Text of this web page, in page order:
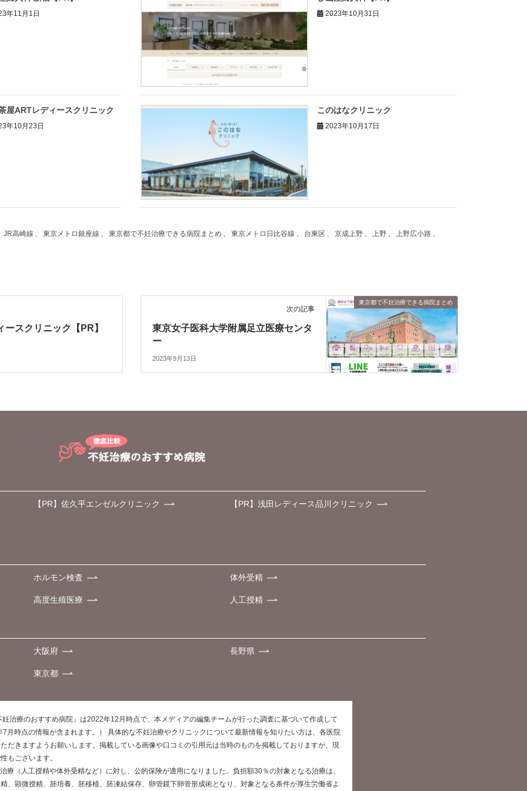
年11月1日 2023年10月31日
屋ARTレディースクリニック
年10月23日
このはなクリニック
2023年10月17日
JR高崎線 、 東京メトロ銀座線 、 東京都で不妊治療できる病院まとめ 、 東京メトロ日比谷線 、 台東区 、 京成上野 、 上野 、 上野広小路 、
ースクリニック【PR】
東京都で不妊治療できる病院まとめ
次の記事
東京女子医科大学附属足立医療センタ
ー
2023年9月13日
【PR】佐久平エンゼルクリニック 【PR】浅田レディース品川クリニック
ホルモン検査 体外受精
高度生殖医療 人工授精
大阪府 長野県
東京都
治療のおすすめ病院」は2022年12月時点で、本メディアの編集チームが行った調査に基づいて作成して
月時点の情報が含まれます。） 具体的な不妊治療やクリニックについて最新情報を知りたい方は、各医院
だきますようお願いします。掲載している画像や口コミの引用元は当時のものを掲載しておりますが、現
もございます。
療（人工授精や体外受精など）に対し、公的保険が適用になりました。負担額30％の対象となる治療は、
、顕微授精、胚培養、胚移植、胚凍結保存、卵管鏡下卵管形成術となり、対象となる条件が厚生労働省よ